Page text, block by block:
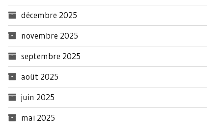
décembre 2025
novembre 2025
septembre 2025
août 2025
juin 2025
mai 2025